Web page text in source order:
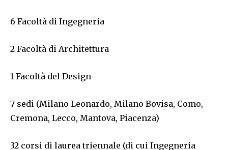
6 Facoltà di Ingegneria
2 Facoltà di Architettura
1 Facoltà del Design
7 sedi (Milano Leonardo, Milano Bovisa, Como,
Cremona, Lecco, Mantova, Piacenza)
32 corsi di laurea triennale (di cui Ingegneria